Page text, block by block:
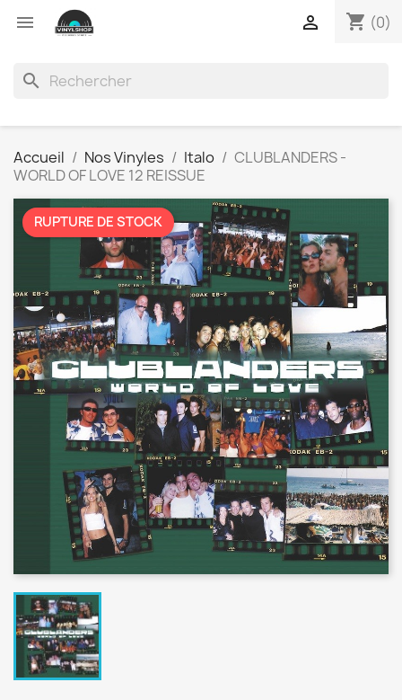
 shopping_cart (0)

search
Accueil Nos Vinyles Italo
CLUBLANDERS -
WORLD OF LOVE 12 REISSUE
RUPTURE DE STOCK